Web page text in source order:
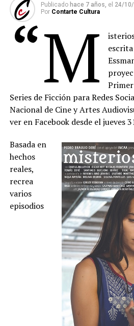
Publicado hace 7 años, el 24/
Por Contarte Cultura
“M
Series de Ficción para Redes
Nacional de Cine y Artes
ver en Facebook desde el jueves
Basada en
hechos
reales,
recrea
varios
episodios